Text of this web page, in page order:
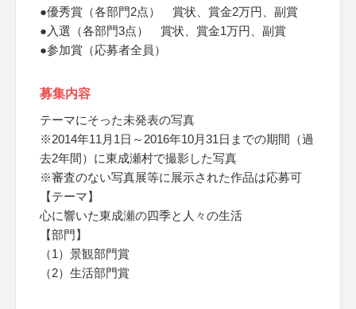
●優秀賞（各部門2点） 賞状、賞金2万円、副賞
●入選（各部門3点） 賞状、賞金1万円、副賞
●参加賞（応募者全員）
募集内容
テーマにそった未発表の写真
※2014年11月1日～2016年10月31日までの期間（過
去2年間）に東成瀬村で撮影した写真
※審査のない写真展等に展示された作品は応募可
【テーマ】
心に響いた東成瀬の四季と人々の生活
【部門】
（1）景観部門賞
（2）生活部門賞